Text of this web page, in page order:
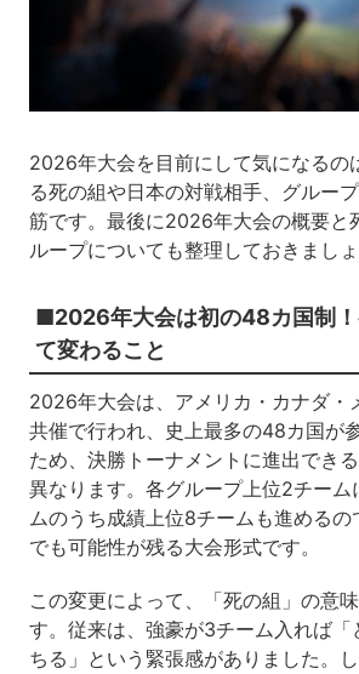
2026年大会を目前にして気になるの
る死の組や日本の対戦相手、グルー
筋です。最後に2026年大会の概要と
ループについても整理しておきましょ
■2026年大会は初の48カ国制！
て変わること
2026年大会は、アメリカ・カナダ・
共催で行われ、史上最多の48カ国が
ため、決勝トーナメントに進出でき
異なります。各グループ上位2チーム
ムのうち成績上位8チームも進める
でも可能性が残る大会形式です。
この変更によって、「死の組」の意
す。従来は、強豪が3チーム入れば「
ちる」という緊張感がありました。